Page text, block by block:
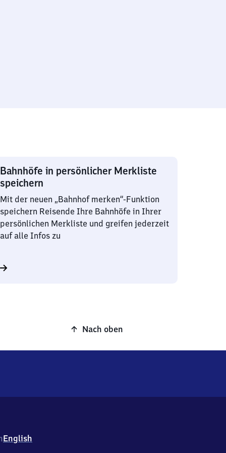
Bahnhöfe in persönlicher Merkliste
speichern
Mit der neuen „Bahnhof merken“-Funktion
speichern Reisende Ihre Bahnhöfe in Ihrer
persönlichen Merkliste und greifen jederzeit
auf alle Infos zu
Nach oben
English